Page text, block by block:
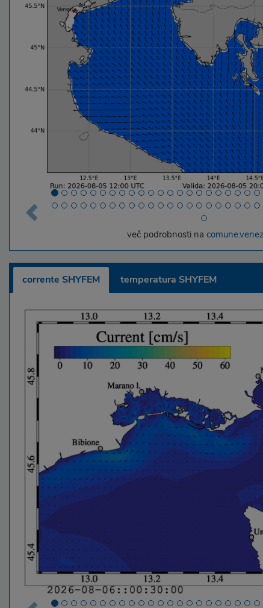
več podrobnosti na
corrente SHYFEM temperatura SHYFEM